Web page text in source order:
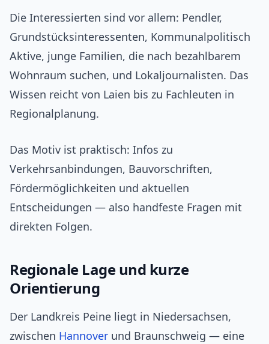
Die Interessierten sind vor allem: Pendler,
Grundstücksinteressenten, Kommunalpolitisch
Aktive, junge Familien, die nach bezahlbarem
Wohnraum suchen, und Lokaljournalisten. Das
Wissen reicht von Laien bis zu Fachleuten in
Regionalplanung.
Das Motiv ist praktisch: Infos zu
Verkehrsanbindungen, Bauvorschriften,
Fördermöglichkeiten und aktuellen
Entscheidungen — also handfeste Fragen mit
direkten Folgen.
Regionale Lage und kurze
Orientierung
Der Landkreis Peine liegt in Niedersachsen,
zwischen Hannover und Braunschweig — eine